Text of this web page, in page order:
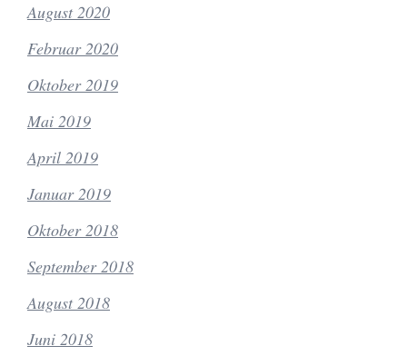
August 2020
Februar 2020
Oktober 2019
Mai 2019
April 2019
Januar 2019
Oktober 2018
September 2018
August 2018
Juni 2018